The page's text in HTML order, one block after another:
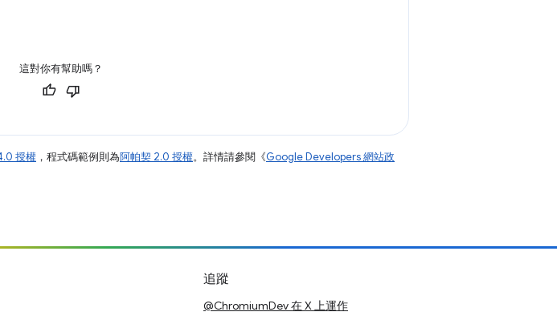
這對你有幫助嗎？
授權 ，程式碼範例則為阿帕契 2.0 授權。詳情請參閱《Google Developers 網站政
追蹤
@ChromiumDev 在 X 上運作